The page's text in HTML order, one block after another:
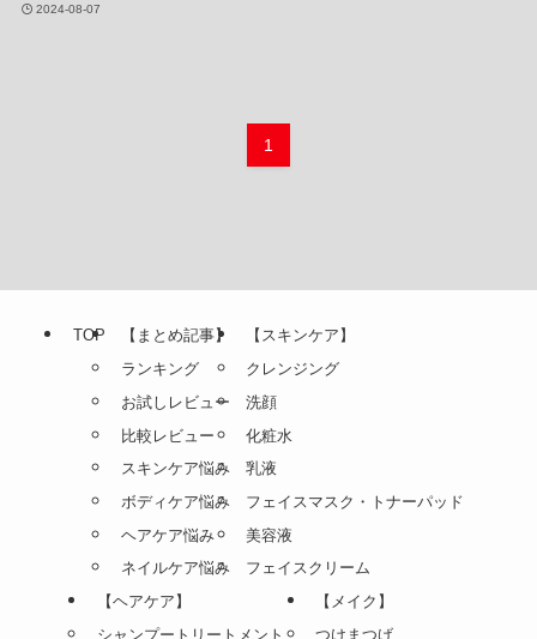
2024-08-07
1
TOP
【まとめ記事】
ランキング
お試しレビュー
比較レビュー
スキンケア悩み
ボディケア悩み
ヘアケア悩み
ネイルケア悩み
【スキンケア】
クレンジング
洗顔
化粧水
乳液
フェイスマスク・トナーパッド
美容液
フェイスクリーム
【ヘアケア】
シャンプートリートメント
【メイク】
つけまつげ